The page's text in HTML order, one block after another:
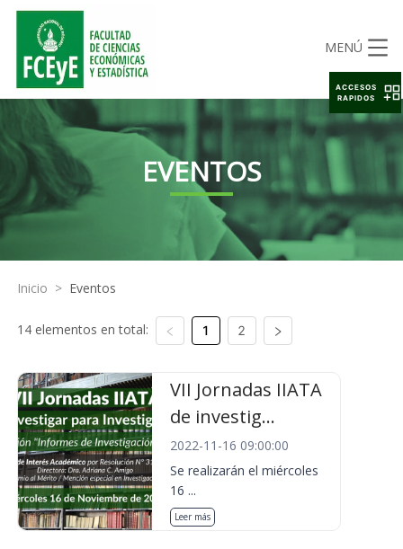
MENÚ
EVENTOS
Inicio > Eventos
14 elementos en total: 1 2
VII Jornadas IIATA
de investig...
2022-11-16 09:00:00
Se realizarán el miércoles
16 ...
Leer más
ACCESOS
RAPIDOS